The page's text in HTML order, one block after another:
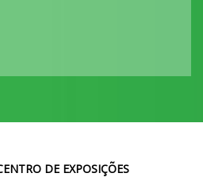
DE EXPOSIÇÕES